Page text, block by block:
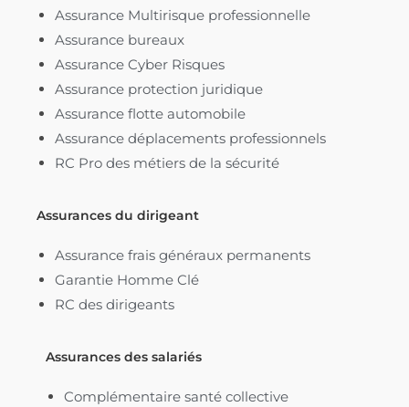
Assurance Multirisque professionnelle
Assurance bureaux
Assurance Cyber Risques
Assurance protection juridique
Assurance flotte automobile
Assurance déplacements professionnels
RC Pro des métiers de la sécurité
Assurances du dirigeant
Assurance frais généraux permanents
Garantie Homme Clé
RC des dirigeants
Assurances des salariés
Complémentaire santé collective